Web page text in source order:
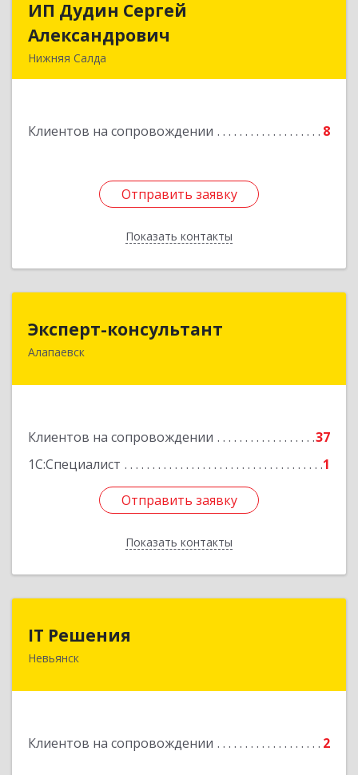
ИП Дудин Сергей
Александрович
Нижняя Салда
Клиентов на сопровождении 8
Отправить заявку
Показать контакты
ИП Дудин Сергей
Подробнее
Отправить заявку
Назад
Эксперт-консультант
Алапаевск
Клиентов на сопровождении
37
1С:Специалист
1
Отправить заявку
Показать контакты
624600, Свердловская обл, Алапаевск г,
Отправить заявку
Назад
IT Решения
Невьянск
Клиентов на сопровождении 2